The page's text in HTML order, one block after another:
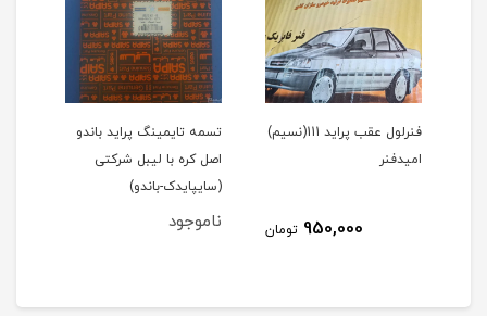
فنرلول عقب پراید 111(نسیم)
امیدفنر
950,000 تومان
تسمه تایمینگ پراید باندو
اصل کره با لیبل شرکتی
(سایپایدک-باندو)
ناموجود